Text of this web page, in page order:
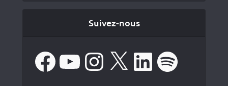
Suivez-nous
FacebookYouTube Instagram LinkedIn Spotify